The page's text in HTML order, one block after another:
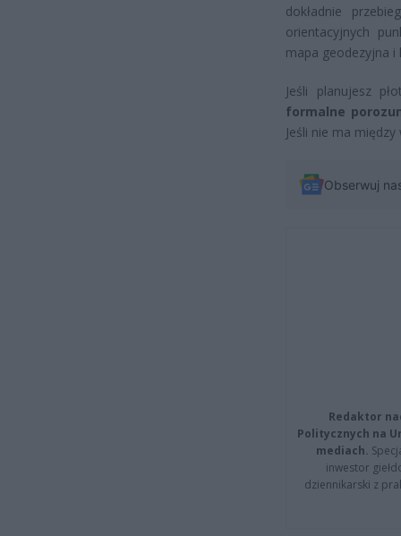
dokładnie
orientacyjnych
mapa geodezyjna i
Jeśli planujesz
formalne
Jeśli nie ma
Obserwuj
Redaktor
Politycznych na
mediach.
inwestor
dziennikarski z